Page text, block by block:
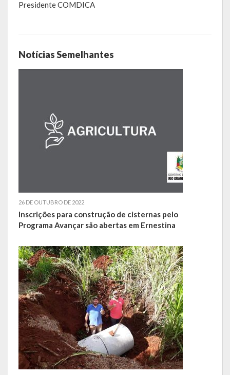
LEIS ORDINÁRIAS
LEIS COMPLEMENTARES
Conselhos Municipais
Regulamentos
Editais
Planos
Concursos
Termos de Compromisso
LRF
RGF – Relatório de Gestão Fiscal
Presidente COMDICA
Notícias Semelhantes
26 DE OUTUBRO DE 2022
Inscrições para construção de cisternas pelo
Programa Avançar são abertas em Ernestina